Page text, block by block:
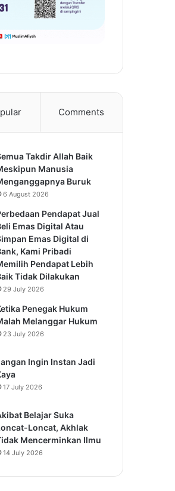
Comments
Takdir Allah Baik
Manusia
Buruk
6 August 2026
Pendapat Jual
Emas Digital Atau
Emas Digital di
Kami Pribadi
Pendapat Lebih
Tidak Dilakukan
29 July 2026
Penegak Hukum
Melanggar Hukum
23 July 2026
Ingin Instan Jadi
17 July 2026
Belajar Suka
Loncat, Akhlak
Mencerminkan Ilmu
14 July 2026